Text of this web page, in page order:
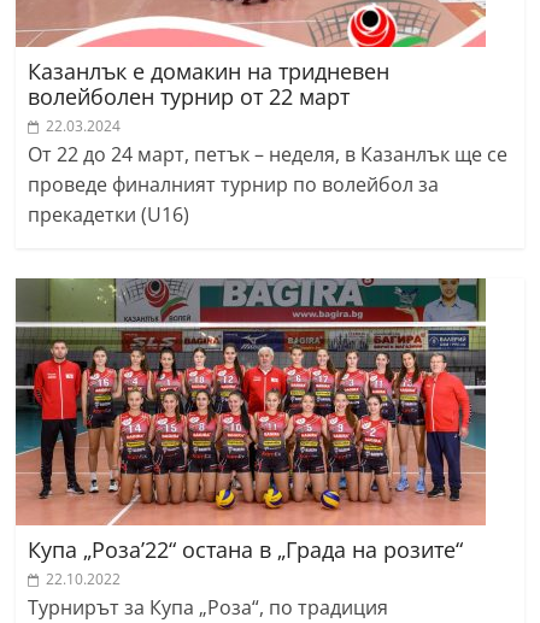
Казанлък е домакин на тридневен
волейболен турнир от 22 март
22.03.2024
От 22 до 24 март, петък – неделя, в Казанлък ще се
проведе финалният турнир по волейбол за
прекадетки (U16)
Купа „Роза’22“ остана в „Града на розите“
22.10.2022
Турнирът за Купа „Роза“, по традиция